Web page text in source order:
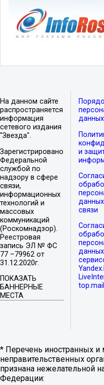
На данном сайте
распространяется
информация
сетевого издания
"Звезда".
Зарегистрировано
Федеральной
службой по
надзору в сфере
связи,
информационных
технологий и
массовых
коммуникаций
(Роскомнадзор).
Реестровая
запись ЭЛ № ФС
77 –79962 от
31.12.2020г.
ПОКАЗАТЬ
БАННЕРНЫЕ
МЕСТА
данных
и
связи
* Перечень иностранных
неправительственных
признана нежелательной
Федерации: